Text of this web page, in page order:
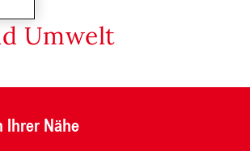
Umwelt
Ihrer Nähe